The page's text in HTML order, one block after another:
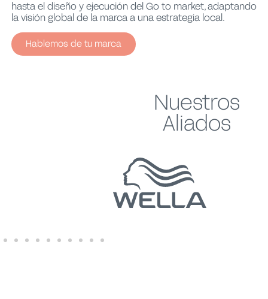
hasta el diseño y ejecución del Go to market, adaptando
la visión global de la marca a una estrategia local.
Hablemos de tu marca
Nuestros
Aliados